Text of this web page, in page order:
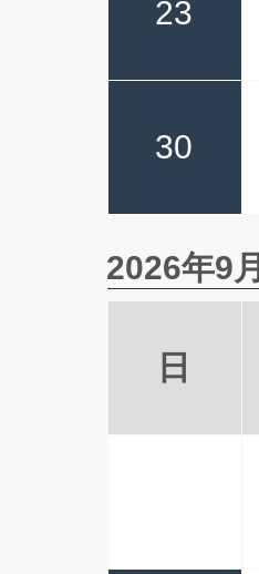
23
30
2026年9月
日